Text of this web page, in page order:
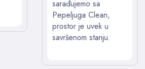
sarađujemo sa
Pepeljuga Clean,
prostor je uvek u
savršenom stanju.